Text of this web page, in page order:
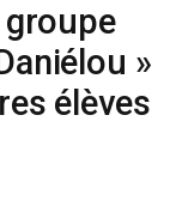
groupe
»
élèves